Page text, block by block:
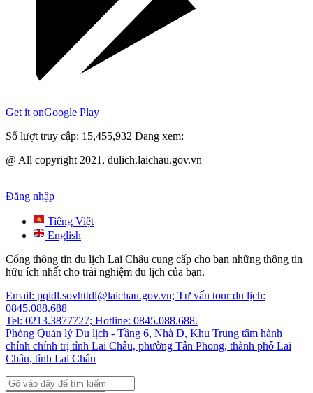
Get it onGoogle Play
Số lượt truy cập: 15,455,932 Đang xem:
@ All copyright 2021, dulich.laichau.gov.vn
Đăng nhập
Tiếng Việt
English
Cổng thông tin du lịch Lai Châu cung cấp cho bạn những thông tin
hữu ích nhất cho trải nghiệm du lịch của bạn.
Email: pqldl.sovhttdl@laichau.gov.vn; Tư vấn tour du lịch:
0845.088.688
Tel: 0213.3877727; Hotline: 0845.088.688.
Phòng Quản lý Du lịch - Tầng 6, Nhà D, Khu Trung tâm hành
chính chính trị tỉnh Lai Châu, phường Tân Phong, thành phố Lai
Châu, tỉnh Lai Châu